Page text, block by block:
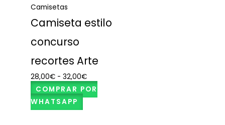
Camisetas
Camiseta estilo
concurso
recortes Arte
28,00€ - 32,00€
COMPRAR POR
WHATSAPP